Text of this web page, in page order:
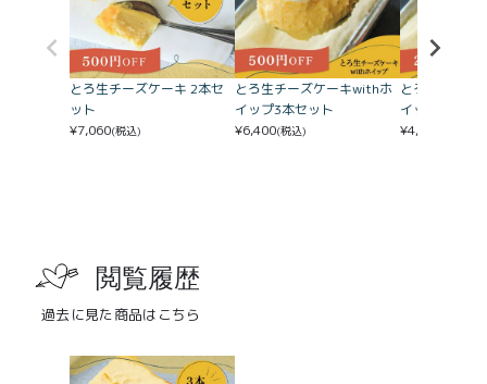
とろ生チーズケーキ 2本セ
ット
¥7,060(税込)
とろ生チーズケーキwithホ
イップ3本セット
¥6,400(税込)
とろ生チーズ
イップ2本セ
¥4,400
閲覧履歴
過去に見た商品はこちら